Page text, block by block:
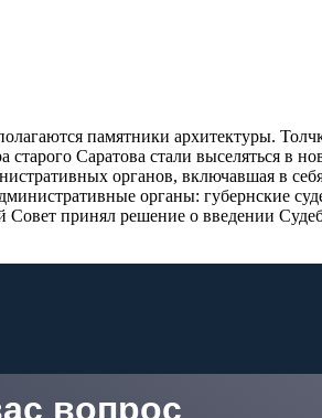
памятники архитектуры.
Саратова стали выселяться в
органов, включавшая в
органы: губернские
Совет принял решение о введении